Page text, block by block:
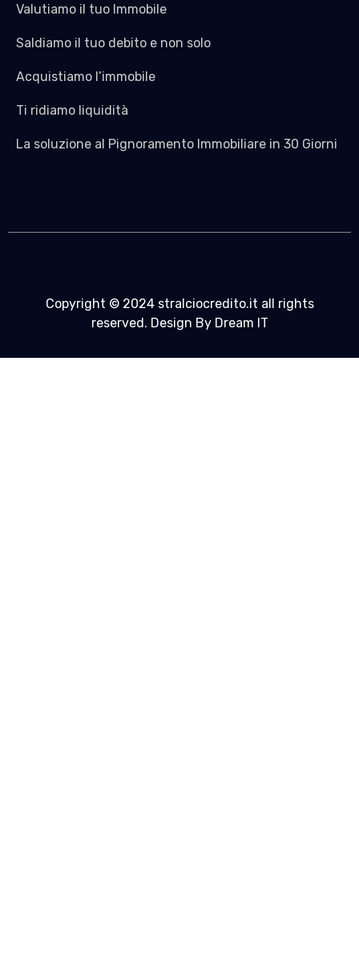
Valutiamo il tuo Immobile
Saldiamo il tuo debito e non solo
Acquistiamo l’immobile
Ti ridiamo liquidità
La soluzione al Pignoramento Immobiliare in 30 Giorni
Copyright © 2024 stralciocredito.it all rights
reserved. Design By Dream IT